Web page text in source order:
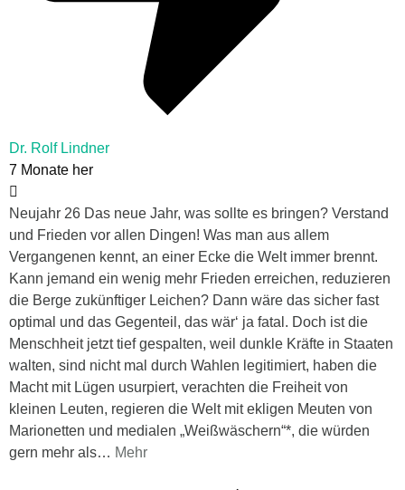
Dr. Rolf Lindner
7 Monate her
Neujahr 26 Das neue Jahr, was sollte es bringen? Verstand
und Frieden vor allen Dingen! Was man aus allem
Vergangenen kennt, an einer Ecke die Welt immer brennt.
Kann jemand ein wenig mehr Frieden erreichen, reduzieren
die Berge zukünftiger Leichen? Dann wäre das sicher fast
optimal und das Gegenteil, das wär‘ ja fatal. Doch ist die
Menschheit jetzt tief gespalten, weil dunkle Kräfte in Staaten
walten, sind nicht mal durch Wahlen legitimiert, haben die
Macht mit Lügen usurpiert, verachten die Freiheit von
kleinen Leuten, regieren die Welt mit ekligen Meuten von
Marionetten und medialen „Weißwäschern“*, die würden
gern mehr als… Mehr